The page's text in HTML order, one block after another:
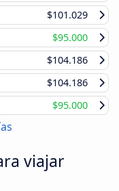
$101.029
$95.000
$104.186
$104.186
$95.000
viajar